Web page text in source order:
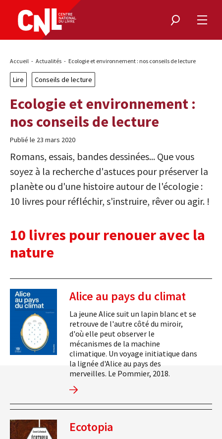
Rechercher
le
Fil
Accueil Actualités Ecologie et environnement : nos conseils de lecture
Lire Conseils de lecture
Ecologie et environnement :
nos conseils de lecture
Publié le 23 mars 2020
Romans, essais, bandes dessinées... Que vous
soyez à la recherche d'astuces pour préserver la
planète ou d'une histoire autour de l'écologie :
10 livres pour réfléchir, s'instruire, rêver ou agir. !
10 livres pour renouer avec la
nature
Alice au pays du climat
La jeune Alice suit un lapin blanc et se
retrouve de l'autre côté du miroir,
d'où elle peut observer le
mécanismes de la machine
climatique. Un voyage initiatique dans
la lignée d'Alice au pays des
merveilles. Le Pommier, 2018.
Ecotopia